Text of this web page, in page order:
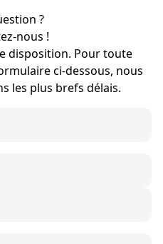
?
nous !
disposition. Pour toute
ci-dessous, nous
les plus brefs délais.